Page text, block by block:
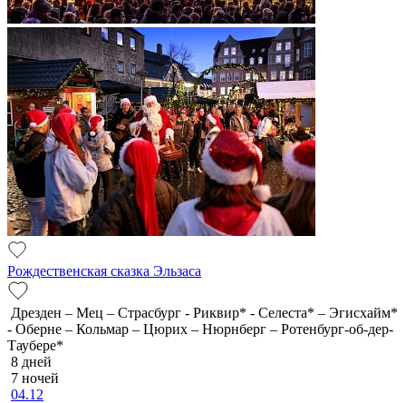
Рождественская сказка Эльзаса
Дрезден – Мец – Страсбург - Риквир* - Селеста* – Эгисхайм*
- Оберне – Кольмар – Цюрих – Нюрнберг – Ротенбург-об-дер-
Таубере*
8 дней
7 ночей
04.12